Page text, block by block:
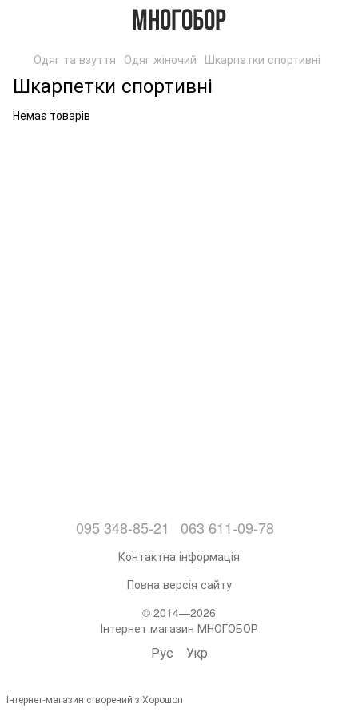
Одяг та взуття Одяг жіночий Шкарпетки спортивні
Шкарпетки спортивні
Немає товарів
095 348-85-21 063 611-09-78
Контактна інформація
Повна версія сайту
© 2014—2026
Інтернет магазин МНОГОБОР
Рус Укр
Інтернет-магазин створений з Хорошоп